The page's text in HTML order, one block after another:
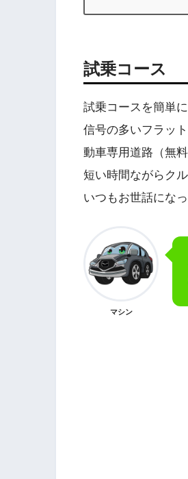
試乗コース
試乗コースを簡単
信号の多いフラッ
動車専用道路（無
短い時間ながらク
いつもお世話にな
マシン